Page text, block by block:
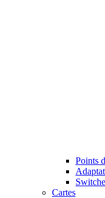
Points
Cartes